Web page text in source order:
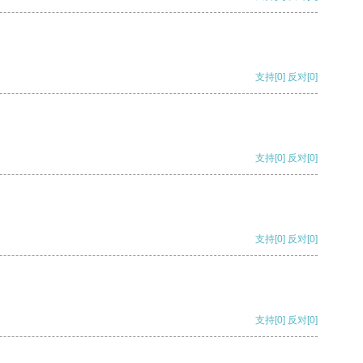
支持[0] 反对[0]
支持[0] 反对[0]
支持[0] 反对[0]
支持[0] 反对[0]